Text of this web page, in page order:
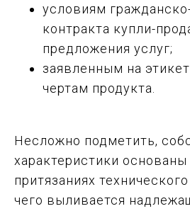
условиям
контракта купли-
предложения услуг;
заявленным на
чертам продукта.
Несложно подметить,
характеристики
притязаниях
чего выливается